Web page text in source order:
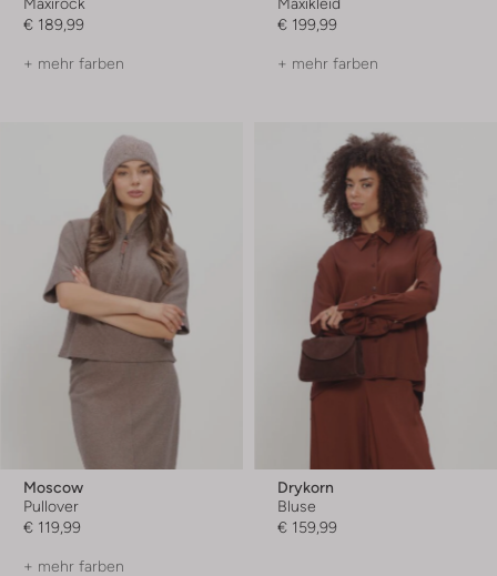
€ 189,99
+ mehr farben
€ 199,99
+ mehr farben
Moscow
Pullover
€ 119,99
+ mehr farben
Drykorn
Bluse
€ 159,99